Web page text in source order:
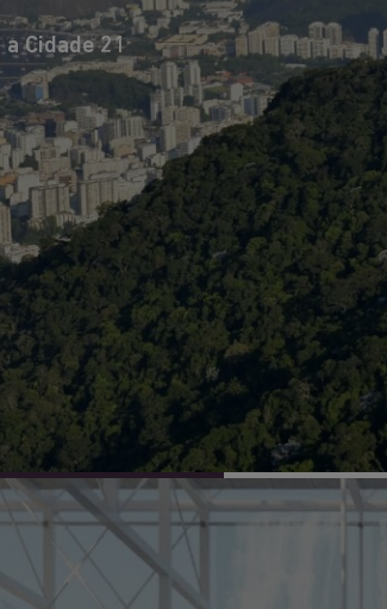
Cidade 21
e do
o
formulando
para melhoria
mais justo e